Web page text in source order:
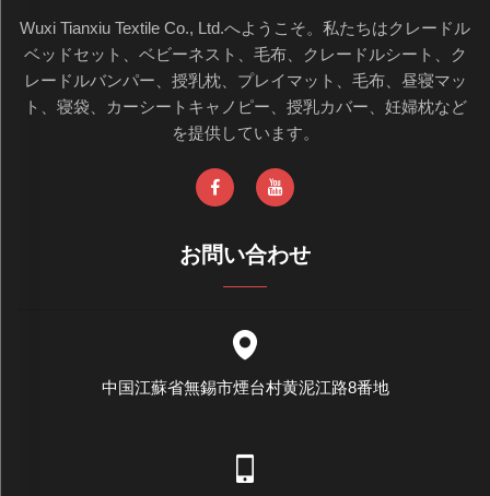
Wuxi Tianxiu Textile Co., Ltd.へようこそ。私たちはクレードル
ベッドセット、ベビーネスト、毛布、クレードルシート、ク
レードルバンパー、授乳枕、プレイマット、毛布、昼寝マッ
ト、寝袋、カーシートキャノピー、授乳カバー、妊婦枕など
を提供しています。
お問い合わせ
中国江蘇省無錫市煙台村黄泥江路8番地